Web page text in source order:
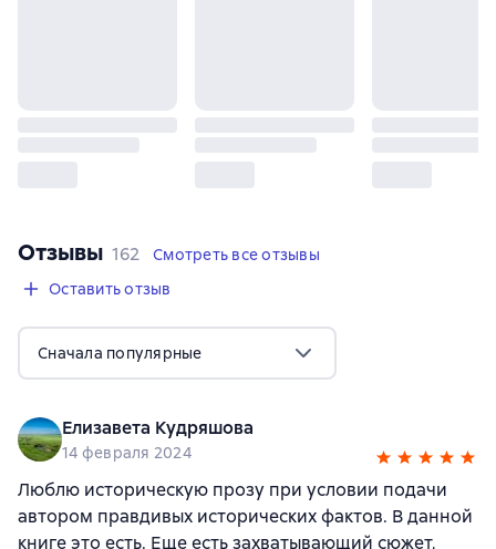
Отзывы 162 отзыва
162
Смотреть все отзывы
Оставить отзыв
Сначала популярные
Елизавета Кудряшова
14 февраля 2024
Люблю историческую прозу при условии подачи
автором правдивых исторических фактов. В данной
книге это есть. Еще есть захватывающий сюжет,